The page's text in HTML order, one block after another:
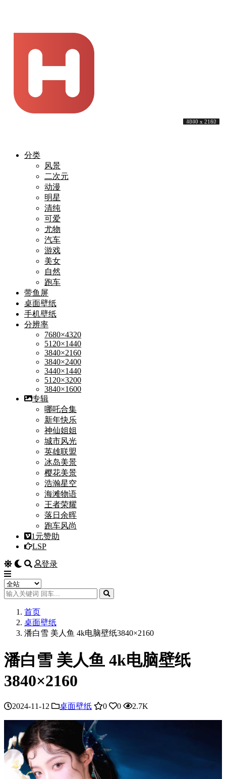
分类
风景
二次元
动漫
明星
清纯
可爱
尤物
汽车
游戏
美女
自然
跑车
带鱼屏
桌面壁纸
手机壁纸
分辨率
7680×4320
5120×1440
3840×2160
3840×2400
3440×1440
5120×3200
3840×1600
专辑
哪吒合集
新年快乐
神仙姐姐
城市风光
英雄联盟
冰岛美景
樱花美景
浩瀚星空
海滩物语
王者荣耀
落日余晖
跑车风尚
1元赞助
LSP
登录
首页
桌面壁纸
潘白雪 美人鱼 4k电脑壁纸3840×2160
潘白雪 美人鱼 4k电脑壁纸
3840×2160
2024-11-12 桌面壁纸 0 0 2.7K
4700 x 2160
4508 x 2160
3840 x 2160
4237 x 2160
3840 x 2160
3840 x 2160
3840 x 2160
4230 x 2160
3840 x 2160
4000 x 2182